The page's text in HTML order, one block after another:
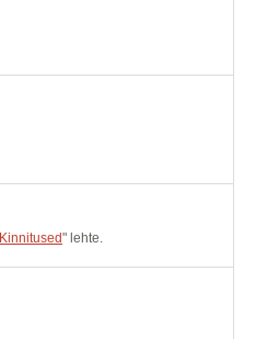
Kinnitused" lehte.